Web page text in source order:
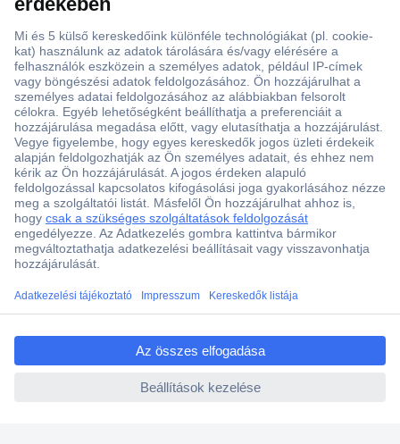
Több, mint 15000 vásárlói értékelés
Szaküzlet a Teréz krt. 23. alatt
Áruházunk értékelése: 8.2 / 10
Ajánlatkérés (RFQ)
ccp.user.init.failed.titl
e
ccp.user.init.failed